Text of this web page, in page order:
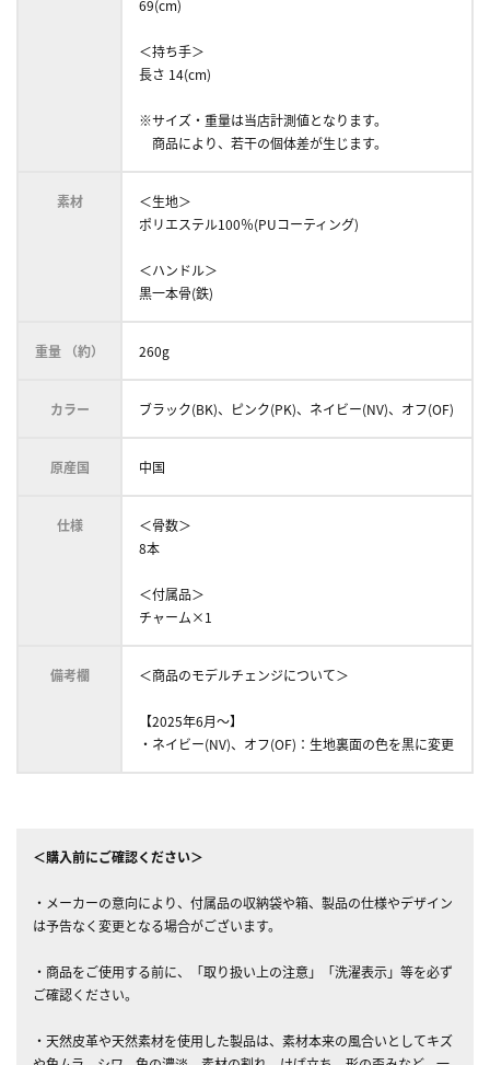
69(cm)
＜持ち手＞
長さ 14(cm)
※サイズ・重量は当店計測値となります。
商品により、若干の個体差が生じます。
素材
＜生地＞
ポリエステル100％(PUコーティング)
＜ハンドル＞
黒一本骨(鉄)
重量 （約） 260g
カラー ブラック(BK)、ピンク(PK)、ネイビー(NV)、オフ(OF)
原産国 中国
仕様
＜骨数＞
8本
＜付属品＞
チャーム×1
備考欄 ＜商品のモデルチェンジについて＞
【2025年6月～】
・ネイビー(NV)、オフ(OF)：生地裏面の色を黒に変更
＜購入前にご確認ください＞
・メーカーの意向により、付属品の収納袋や箱、製品の仕様やデザイン
は予告なく変更となる場合がございます。
・商品をご使用する前に、「取り扱い上の注意」「洗濯表示」等を必ず
ご確認ください。
・天然皮革や天然素材を使用した製品は、素材本来の風合いとしてキズ